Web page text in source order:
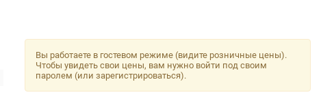
Вы работаете в гостевом режиме (видите розничные цены).
Чтобы увидеть свои цены, вам нужно войти под своим
паролем (или зарегистрироваться).